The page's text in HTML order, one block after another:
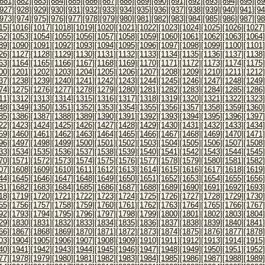
[928] [929] [930] [931] [932] [933] [934] [935] [936] [937] [938] [939] [940] [941] [94
[974] [975] [976] [977] [978] [979] [980] [981] [982] [983] [984] [985] [986] [987] [98
[1016] [1017] [1018] [1019] [1020] [1021] [1022] [1023] [1024] [1025] [1026] [1027]
[1053] [1054] [1055] [1056] [1057] [1058] [1059] [1060] [1061] [1062] [1063] [1064]
[1090] [1091] [1092] [1093] [1094] [1095] [1096] [1097] [1098] [1099] [1100] [1101]
[1127] [1128] [1129] [1130] [1131] [1132] [1133] [1134] [1135] [1136] [1137] [1138]
[1164] [1165] [1166] [1167] [1168] [1169] [1170] [1171] [1172] [1173] [1174] [1175]
[1201] [1202] [1203] [1204] [1205] [1206] [1207] [1208] [1209] [1210] [1211] [1212]
[1238] [1239] [1240] [1241] [1242] [1243] [1244] [1245] [1246] [1247] [1248] [1249]
[1275] [1276] [1277] [1278] [1279] [1280] [1281] [1282] [1283] [1284] [1285] [1286]
[1312] [1313] [1314] [1315] [1316] [1317] [1318] [1319] [1320] [1321] [1322] [1323]
[1349] [1350] [1351] [1352] [1353] [1354] [1355] [1356] [1357] [1358] [1359] [1360]
[1386] [1387] [1388] [1389] [1390] [1391] [1392] [1393] [1394] [1395] [1396] [1397]
[1423] [1424] [1425] [1426] [1427] [1428] [1429] [1430] [1431] [1432] [1433] [1434]
[1460] [1461] [1462] [1463] [1464] [1465] [1466] [1467] [1468] [1469] [1470] [1471]
[1497] [1498] [1499] [1500] [1501] [1502] [1503] [1504] [1505] [1506] [1507] [1508]
[1534] [1535] [1536] [1537] [1538] [1539] [1540] [1541] [1542] [1543] [1544] [1545]
[1571] [1572] [1573] [1574] [1575] [1576] [1577] [1578] [1579] [1580] [1581] [1582]
[1608] [1609] [1610] [1611] [1612] [1613] [1614] [1615] [1616] [1617] [1618] [1619]
[1645] [1646] [1647] [1648] [1649] [1650] [1651] [1652] [1653] [1654] [1655] [1656]
[1682] [1683] [1684] [1685] [1686] [1687] [1688] [1689] [1690] [1691] [1692] [1693]
[1719] [1720] [1721] [1722] [1723] [1724] [1725] [1726] [1727] [1728] [1729] [1730]
[1756] [1757] [1758] [1759] [1760] [1761] [1762] [1763] [1764] [1765] [1766] [1767]
[1793] [1794] [1795] [1796] [1797] [1798] [1799] [1800] [1801] [1802] [1803] [1804]
[1830] [1831] [1832] [1833] [1834] [1835] [1836] [1837] [1838] [1839] [1840] [1841]
[1867] [1868] [1869] [1870] [1871] [1872] [1873] [1874] [1875] [1876] [1877] [1878]
[1904] [1905] [1906] [1907] [1908] [1909] [1910] [1911] [1912] [1913] [1914] [1915]
[1941] [1942] [1943] [1944] [1945] [1946] [1947] [1948] [1949] [1950] [1951] [1952]
[1978] [1979] [1980] [1981] [1982] [1983] [1984] [1985] [1986] [1987] [1988] [1989]